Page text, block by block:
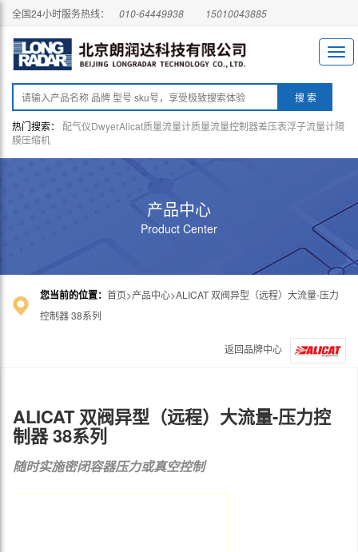
全国24小时服务热线： 010-64449938 15010043885
热门搜索： 配气仪DwyerAlicat质量流量计质量流量控制器差压表浮子流量计隔
膜压缩机
产品中心
Product Center
您当前的位置： 首页 产品中心 ALICAT 双阀异型（远程）大流量-压力
控制器 38系列
返回品牌中心
ALICAT 双阀异型（远程）大流量-压力控
制器 38系列
随时实施密闭容器压力或真空控制